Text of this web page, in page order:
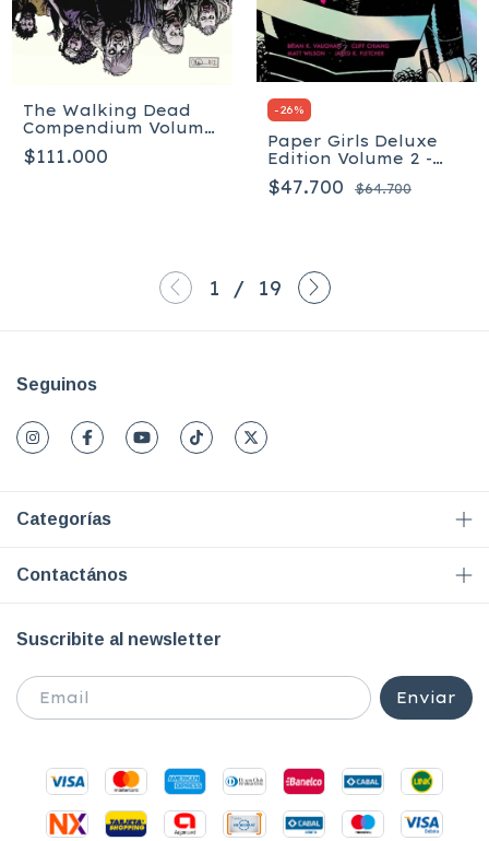
The Walking Dead
Compendium Volume
2 - Tapa blanda
$111.000
-26%
Paper Girls Deluxe
Edition Volume 2 -
Tapa dura
$47.700 $64.700
1 / 19
Seguinos
Categorías
Contactános
Suscribite al newsletter